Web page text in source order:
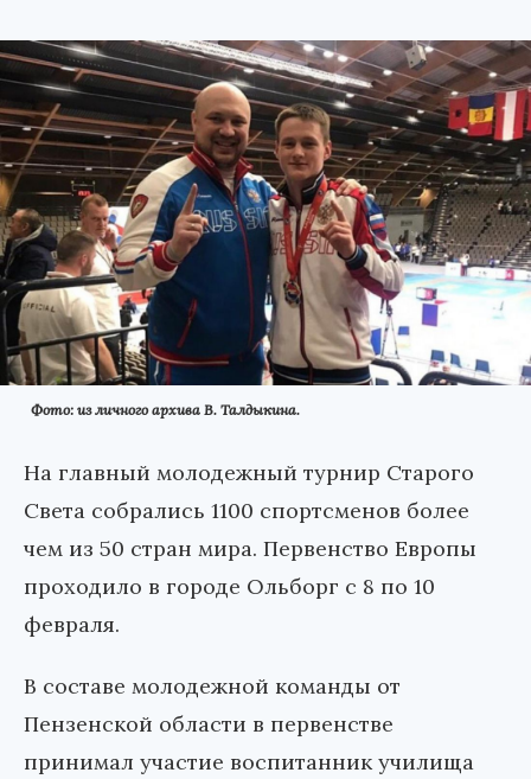
Фото: из личного архива В. Талдыкина.
На главный молодежный турнир Старого
Света собрались 1100 спортсменов более
чем из 50 стран мира. Первенство Европы
проходило в городе Ольборг с 8 по 10
февраля.
В составе молодежной команды от
Пензенской области в первенстве
принимал участие воспитанник училища